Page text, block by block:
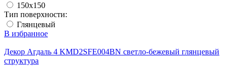
150x150
Тип поверхности:
Глянцевый
В избранное
Декор Агдаль 4 KMD2SFE004BN светло-бежевый глянцевый
структура